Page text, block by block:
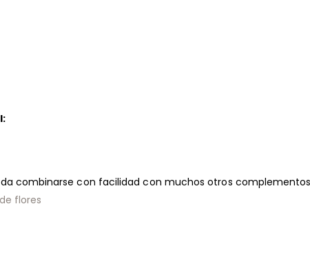
combinarse con facilidad con muchos otros
flores